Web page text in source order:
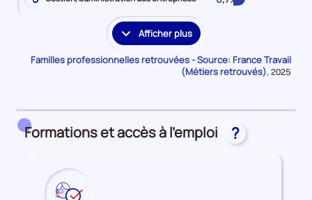
Afficher plus
les
familles
professionnelles
Familles professionnelles retrouvées - Source: France Travail
(Métiers retrouvés), Données
2025
Formations et accès à l'emploi ?